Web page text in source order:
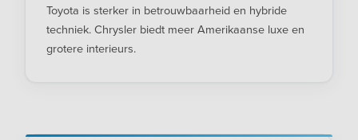
Toyota is sterker in betrouwbaarheid en hybride
techniek. Chrysler biedt meer Amerikaanse luxe en
grotere interieurs.